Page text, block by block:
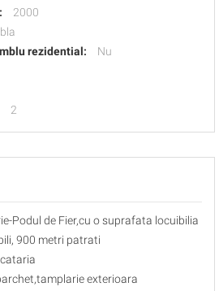
2000
rezidential:
Nu
2
Podul de Fier,cu o suprafata locuibilia
900 metri patrati
exterioara